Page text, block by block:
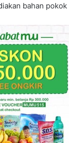
bahan pokok